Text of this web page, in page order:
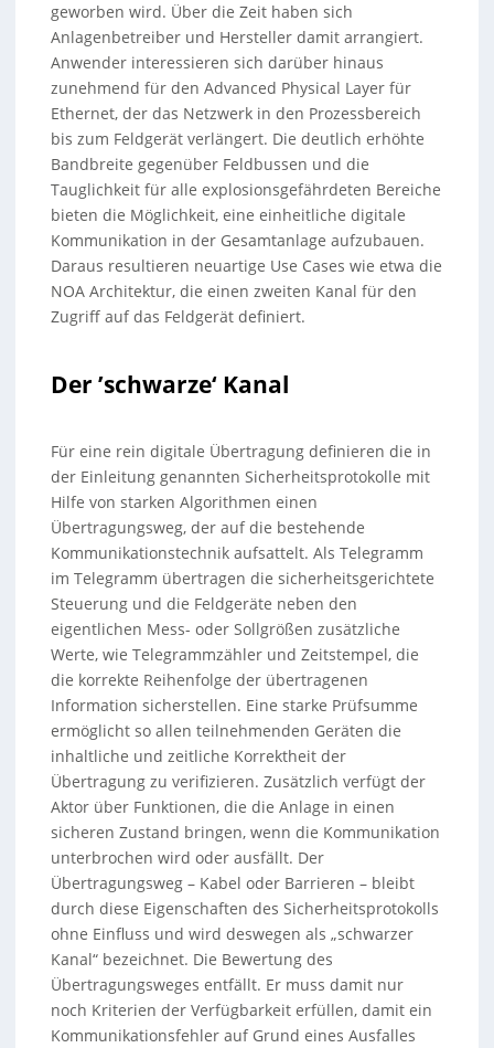
geworben wird. Über die Zeit haben sich
Anlagenbetreiber und Hersteller damit arrangiert.
Anwender interessieren sich darüber hinaus
zunehmend für den Advanced Physical Layer für
Ethernet, der das Netzwerk in den Prozessbereich
bis zum Feldgerät verlängert. Die deutlich erhöhte
Bandbreite gegenüber Feldbussen und die
Tauglichkeit für alle explosionsgefährdeten Bereiche
bieten die Möglichkeit, eine einheitliche digitale
Kommunikation in der Gesamtanlage aufzubauen.
Daraus resultieren neuartige Use Cases wie etwa die
NOA Architektur, die einen zweiten Kanal für den
Zugriff auf das Feldgerät definiert.
Der ’schwarze‘ Kanal
Für eine rein digitale Übertragung definieren die in
der Einleitung genannten Sicherheitsprotokolle mit
Hilfe von starken Algorithmen einen
Übertragungsweg, der auf die bestehende
Kommunikationstechnik aufsattelt. Als Telegramm
im Telegramm übertragen die sicherheitsgerichtete
Steuerung und die Feldgeräte neben den
eigentlichen Mess- oder Sollgrößen zusätzliche
Werte, wie Telegrammzähler und Zeitstempel, die
die korrekte Reihenfolge der übertragenen
Information sicherstellen. Eine starke Prüfsumme
ermöglicht so allen teilnehmenden Geräten die
inhaltliche und zeitliche Korrektheit der
Übertragung zu verifizieren. Zusätzlich verfügt der
Aktor über Funktionen, die die Anlage in einen
sicheren Zustand bringen, wenn die Kommunikation
unterbrochen wird oder ausfällt. Der
Übertragungsweg – Kabel oder Barrieren – bleibt
durch diese Eigenschaften des Sicherheitsprotokolls
ohne Einfluss und wird deswegen als „schwarzer
Kanal“ bezeichnet. Die Bewertung des
Übertragungsweges entfällt. Er muss damit nur
noch Kriterien der Verfügbarkeit erfüllen, damit ein
Kommunikationsfehler auf Grund eines Ausfalles